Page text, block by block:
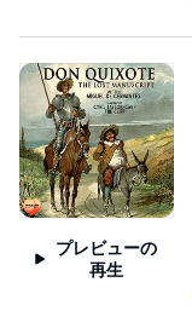
プレビューの
再生